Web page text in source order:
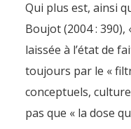
Qui plus est, ainsi
Boujot (2004 : 390),
laissée à l’état de
toujours par le «
conceptuels,
pas que « la dose